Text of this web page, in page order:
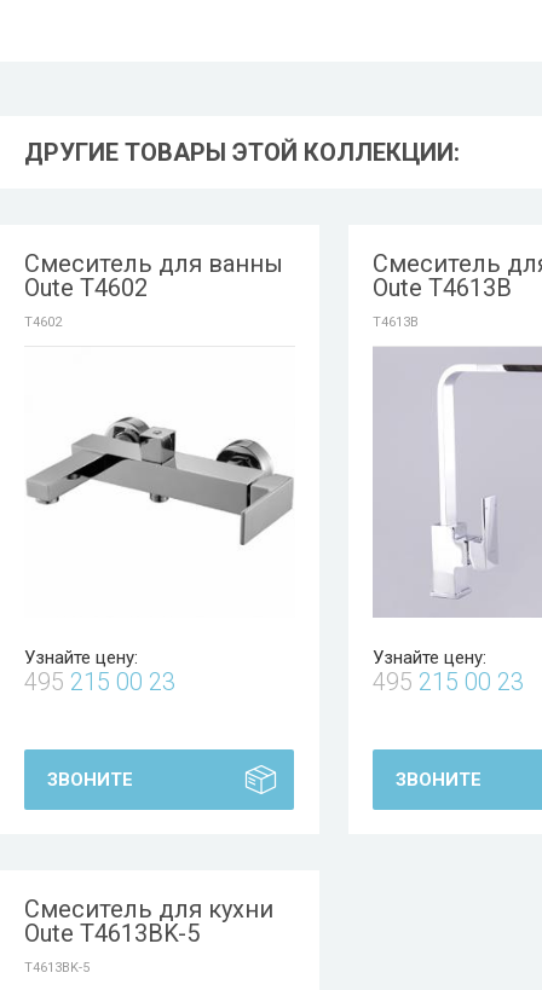
ДРУГИЕ ТОВАРЫ ЭТОЙ КОЛЛЕКЦИИ:
Смеситель для ванны
Oute T4602
T4602
Узнайте цену:
495 215 00 23
ЗВОНИТЕ
Смеситель
Oute T4613B
T4613B
Узнайте цену:
495 215 00 23
ЗВОНИТЕ
Смеситель для кухни
Oute T4613BK-5
T4613BK-5